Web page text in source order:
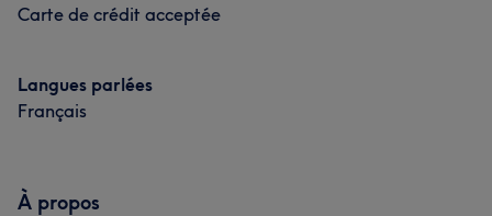
Carte de crédit acceptée
Langues parlées
Français
À propos